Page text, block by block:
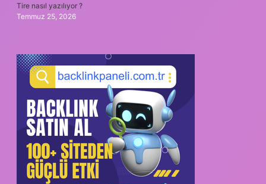
Tire nasıl yazılıyor ?
Temmuz 25, 2026